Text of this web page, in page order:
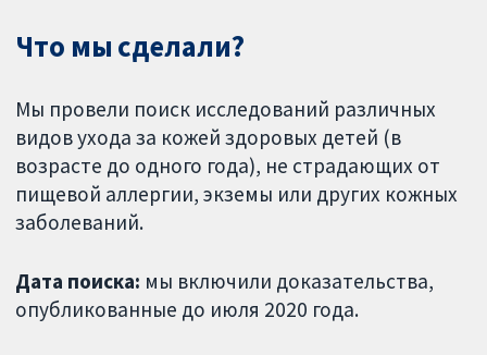
Что мы сделали?
Мы провели поиск исследований различных
видов ухода за кожей здоровых детей (в
возрасте до одного года), не страдающих от
пищевой аллергии, экземы или других кожных
заболеваний.
Дата поиска: мы включили доказательства,
опубликованные до июля 2020 года.